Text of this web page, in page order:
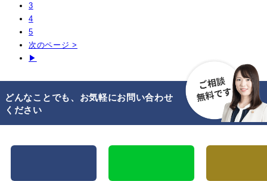
3
4
5
次のページ >
▶
どんなことでも、お気軽にお問い合わせ
ください